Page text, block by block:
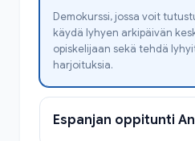
Demokurssi, jossa voit
käydä lyhyen arkipäivän
opiskelijaan sekä tehdä
harjoituksia.